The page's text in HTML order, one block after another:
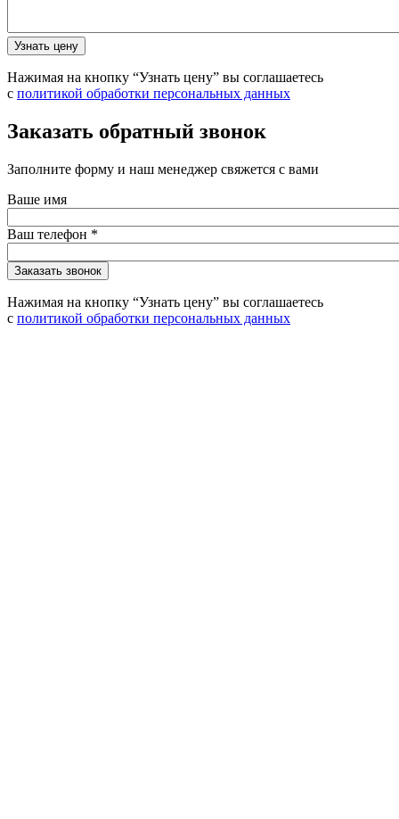
Нажимая на кнопку “Узнать цену” вы соглашаетесь
с политикой обработки персональных данных
Заказать обратный звонок
Заполните форму и наш менеджер свяжется с вами
Ваше имя
Ваш телефон *
Нажимая на кнопку “Узнать цену” вы соглашаетесь
с политикой обработки персональных данных